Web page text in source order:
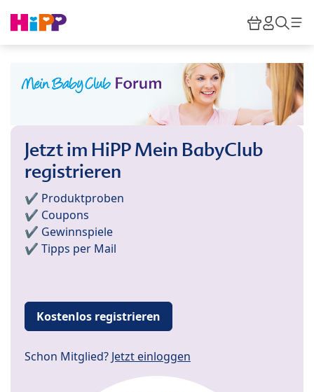
HiPP
Jetzt im HiPP Mein BabyClub
registrieren
✔️ Produktproben
✔️ Coupons
✔️ Gewinnspiele
✔️ Tipps per Mail
Kostenlos registrieren
Schon Mitglied? Jetzt einloggen